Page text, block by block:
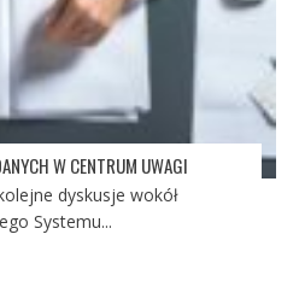
W CENTRUM UWAGI
dyskusje wokół
Systemu...